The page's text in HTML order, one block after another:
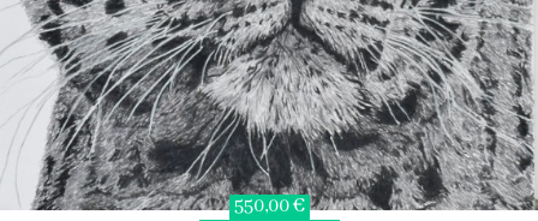
550,00 €